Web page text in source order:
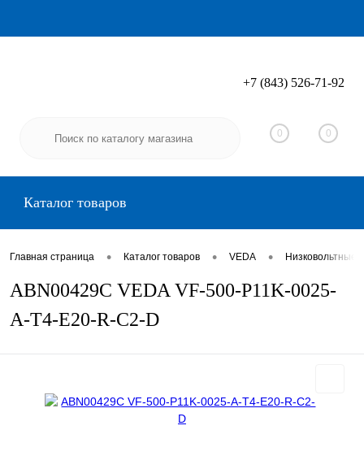
Вход Регистрация
+7 (843) 526-71-92
0 0
Каталог товаров
Главная страница • Каталог товаров • VEDA •
ABN00429C VEDA VF-500-P11K-0025-
A-T4-E20-R-C2-D